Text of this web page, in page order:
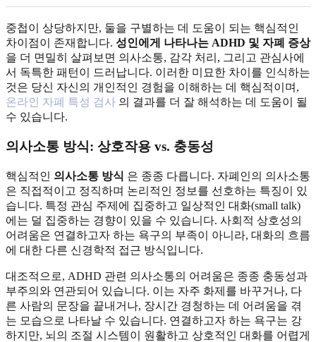
중첩이 상당하지만, 둘을 구별하는 데 도움이 되는 핵심적인
차이점이 존재합니다. 성인에게 나타나는 ADHD 및 자폐 증상
을 더 면밀히 살펴보면 의사소통, 감각 처리, 그리고 관심사에
서 독특한 패턴이 드러납니다. 이러한 미묘한 차이를 인식하는
것은 당신 자신의 개인적인 경험을 이해하는 데 핵심적이며,
온라인 자폐 특성 검사 의 결과를 더 잘 해석하는 데 도움이 될
수 있습니다.
의사소통 방식: 상호작용 vs. 충동성
핵심적인 의사소통 방식 은 종종 다릅니다. 자폐인의 의사소통
은 직접적이고 정직하며 논리적인 정보를 선호하는 특징이 있
습니다. 특정 관심 주제에 집중하고 일상적인 대화(small talk)
에는 덜 집중하는 경향이 있을 수 있습니다. 사회적 상호성의
어려움은 연결하고자 하는 욕구의 부족이 아니라, 대화의 흐름
에 대한 다른 신경학적 접근 방식입니다.
대조적으로, ADHD 관련 의사소통의 어려움은 종종 충동성과
부주의와 연관되어 있습니다. 이는 자주 화제를 바꾸거나, 다
른 사람의 문장을 끝내거나, 장시간 경청하는 데 어려움을 겪
는 모습으로 나타날 수 있습니다. 연결하고자 하는 욕구는 강
하지만, 뇌의 조절 시스템이 원활하고 상호적인 대화를 어렵게